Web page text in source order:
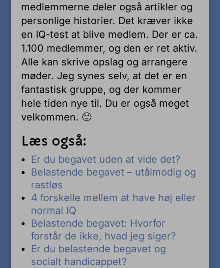
medlemmerne deler også artikler og
personlige historier. Det kræver ikke
en IQ-test at blive medlem. Der er ca.
1.100 medlemmer, og den er ret aktiv.
Alle kan skrive opslag og arrangere
møder. Jeg synes selv, at det er en
fantastisk gruppe, og der kommer
hele tiden nye til. Du er også meget
velkommen. 🙂
Læs også:
Er du begavet uden at vide det?
Belastende begavet – utålmodig og
rastløs
4 forskelle mellem at have høj eller
normal IQ
Belastende begavet: Hvorfor
forstår de ikke, hvad jeg siger?
Er du belastende begavet og
socialt handicappet?